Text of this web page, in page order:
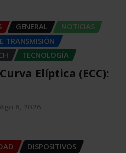
GENERAL
NOTICIAS
TRANSMISIÓN
TECNOLOGÍA
Elíptica (ECC):
Ago 6, 2026
DISPOSITIVOS